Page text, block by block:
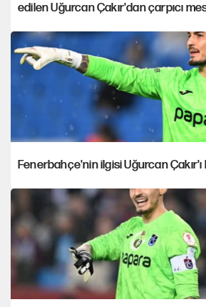
edilen Uğurcan Çakır'dan çarpıcı
Fenerbahçe'nin ilgisi Uğurcan Çakır'ı